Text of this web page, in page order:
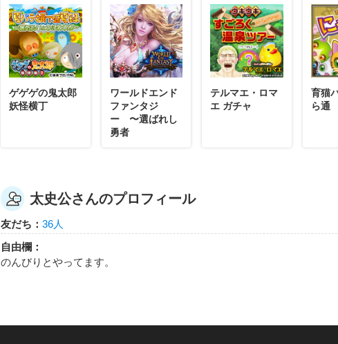
太史公
太史公さんが「ROBO SHOT!!スコア200000」バッ
ROBO SHOT!!のベストスコア200000達成でもらえるエネルギーバ
太史公
隠しバッジ！獲得条件はヒミツ。
ゲゲゲの鬼太郎
妖怪横丁
ワールドエンド
ファンタジ
ー 〜選ばれし
勇者
テルマエ・ロマ
エ ガチャ
育猫
ら通
太史公さんのプロフィール
友だち： 36人
自由欄：
のんびりとやってます。